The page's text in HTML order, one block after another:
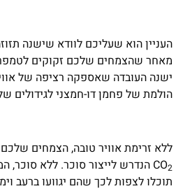
העניין הוא שעליכם לוודא שישנה
מאחר שהצמחים שלכם זקוקים
ישנה העובדה שאספקה רציפה של
הולמת של פחמן דו-חמצני לגידולים
ללא זרימת אוויר טובה, הצמחים
CO2
הנדרש לייצור סוכר. ללא סוכר,
תוכלו לצפות לכך שהם יגוועו ברעב